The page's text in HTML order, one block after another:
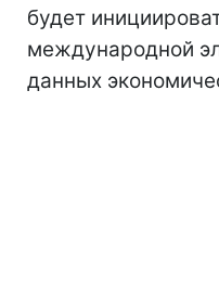
будет
международной
данных